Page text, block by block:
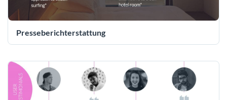
Presseberichterstattung